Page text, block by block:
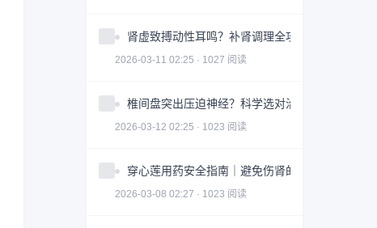
肾虚致搏动性耳鸣？补肾调理全攻略｜实用指南
2026-03-11 02:25 · 1027 阅读
椎间盘突出压迫神经？科学选对治疗方案全攻略
2026-03-12 02:25 · 1023 阅读
穿心莲用药安全指南｜避免伤肾的3大关键因素
2026-03-08 02:27 · 1023 阅读